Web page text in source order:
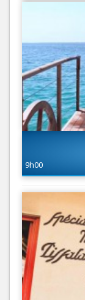
9h00